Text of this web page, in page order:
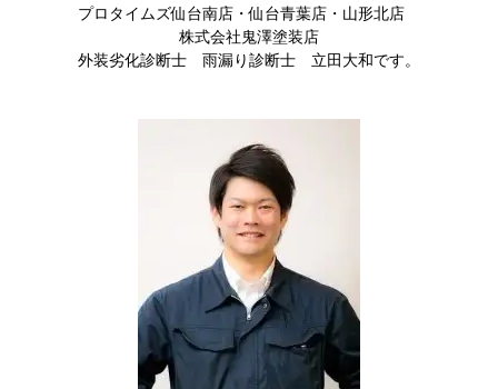
プロタイムズ仙台南店・仙台青葉店・山形北店
株式会社鬼澤塗装店
外装劣化診断士 雨漏り診断士 立田大和です。